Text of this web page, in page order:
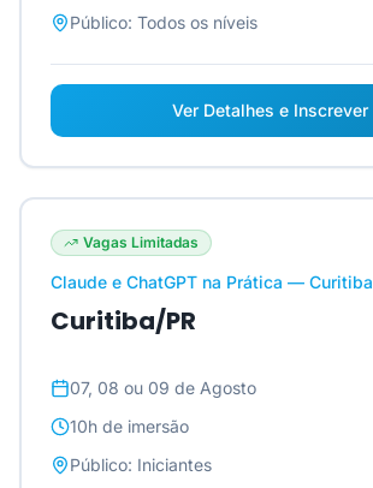
Público: Todos os níveis
Ver Detalhes e Inscrever
Vagas Limitadas
Claude e ChatGPT na Prática — Curitiba
Curitiba/PR
07, 08 ou 09 de Agosto
10h de imersão
Público: Iniciantes